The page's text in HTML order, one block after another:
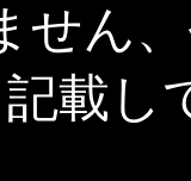
せん
記載し